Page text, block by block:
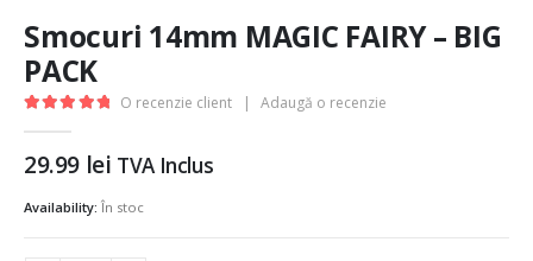
Smocuri 14mm MAGIC FAIRY – BIG
PACK
O recenzie client Adaugă o recenzie
29.99 lei TVA Inclus
Availability: În stoc